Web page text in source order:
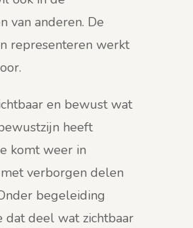
van anderen. De
representeren werkt
en bewust wat
heeft
komt weer in
verborgen delen
begeleiding
dat deel wat zichtbaar